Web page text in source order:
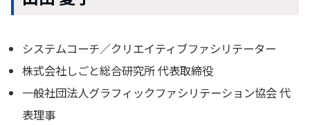
システムコーチ／クリエイティブファシリテーター
株式会社しごと総合研究所 代表取締役
一般社団法人グラフィックファシリテーション協会 代
表理事